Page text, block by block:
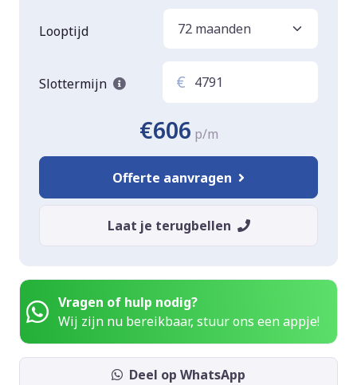
Looptijd
Slottermijn €
€606 p/m
Offerte aanvragen
Laat je terugbellen
Vragen of hulp nodig?
Wij zijn nu bereikbaar, stuur ons een appje!
Deel op WhatsApp